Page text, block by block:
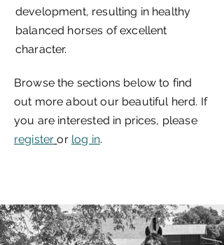
development, resulting in healthy
balanced horses of excellent
character.
Browse the sections below to find
out more about our beautiful herd. If
you are interested in prices, please
register or log in.